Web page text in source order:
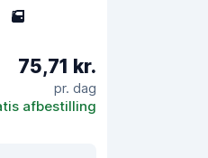
5
75,71 kr.
pr. dag
afbestilling